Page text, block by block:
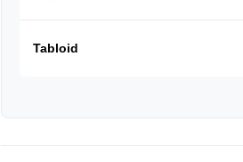
Tabloid